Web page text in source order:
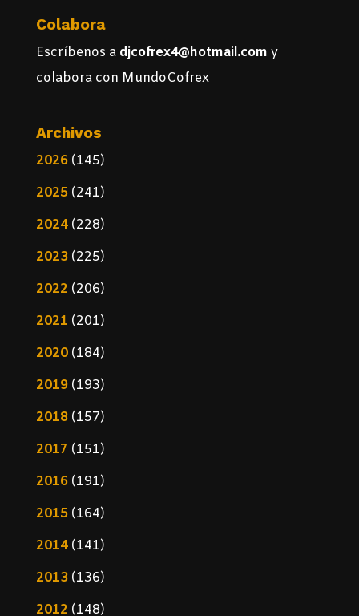
Colabora
Escríbenos a djcofrex4@hotmail.com y
colabora con MundoCofrex
Archivos
2026(145)
2025(241)
2024(228)
2023(225)
2022 (206)
2021 (201)
2020(184)
2019(193)
2018(157)
2017 (151)
2016(191)
2015(164)
2014(141)
2013(136)
2012 (148)